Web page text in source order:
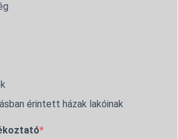
érintett házak lakóinak